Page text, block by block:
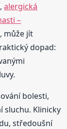
alergická
–
může jít
dopad:
bolesti,
sluchu. Klinicky
středoušní